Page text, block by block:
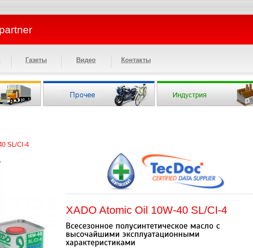
Газеты Видео Контакты
SL/CI-4
XADO Atomic Oil 10W-40 SL/CI-4